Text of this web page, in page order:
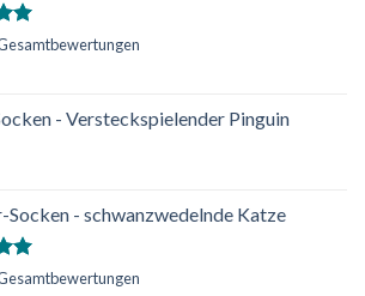
- Versteckspielender Pinguin
Socken - schwanzwedelnde Katze